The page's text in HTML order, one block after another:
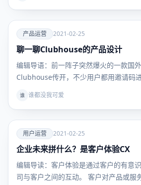
爱
产品运
产品运营 2021-02-25
聊一聊Clubhouse的产品设计
编辑导语：前一阵子突然爆火的一款国
Clubhouse传开，不少用户都用邀请码
谁 谁都没我可爱
爱
用户运
用户运营 2021-02-25
企业未来拼什么？是客户体验CX
编辑导读：客户体验是通过客户的有意
司与客户之间的互动。 客户对产品或服